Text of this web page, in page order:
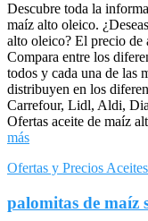
Descubre toda la
maíz alto oleico.
alto oleico? El precio de
Compara entre los
todos y cada una de las
distribuyen en los
Carrefour, Lidl, Aldi,
Ofertas aceite de maíz
más
Ofertas y Precios Aceites
palomitas de maíz